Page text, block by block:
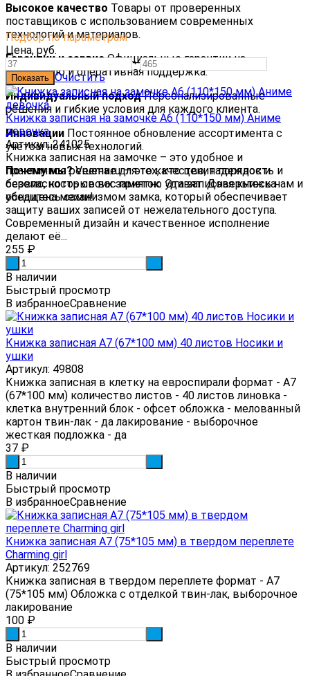
Высокое качество Товары от проверенных
поставщиков с использованием современных
технологий и материалов.
Гарантии и сервисОфициальные гарантии на
продукцию и оперативная поддержка.
Индивидуальный подходПерсонализированные
решения и гибкие условия для каждого клиента.
Инновации Постоянное обновление ассортимента с
учетом новых технологий.
Почему мы?Veema.ru — это качество, надежность и
сервис, которые вас приятно удивят. Доверьтесь нам и
убедитесь сами!
Подбор по параметрам
Цена, руб.
—
Очистить
Книжка записная на замочке А6 (110*150 мм) Аниме
девочка
Артикул: 241025
Книжка записная на замочке – это удобное и
практичное решение для тех, кто ценит порядок и
безопасность своих заметок. Эта записная книжка
оснащена механизмом замка, который обеспечивает
защиту ваших записей от нежелательного доступа.
Современный дизайн и качественное исполнение
делают её...
255 ₽
В наличии
Быстрый просмотр
В избранноеСравнение
Книжка записная А7 (67*100 мм) 40 листов Носики и
ушки
Артикул: 49808
Книжка записная в клетку на евроспирали формат - А7
(67*100 мм) количество листов - 40 листов линовка -
клетка внутренний блок - офсет обложка - мелованный
картон твин-лак - да лакирование - выборочное
жесткая подложка - да
37 ₽
В наличии
Быстрый просмотр
В избранноеСравнение
Книжка записная А7 (75*105 мм) в твердом переплете
Charming girl
Артикул: 252769
Книжка записная в твердом переплете формат - А7
(75*105 мм) Обложка с отделкой твин-лак, выборочное
лакирование
100 ₽
В наличии
Быстрый просмотр